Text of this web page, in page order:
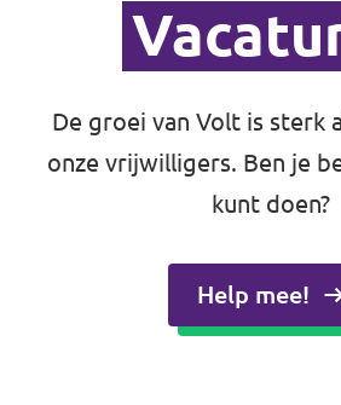
De groei van Volt is sterk
onze vrijwilligers. Ben je
kunt doen?
Help mee!